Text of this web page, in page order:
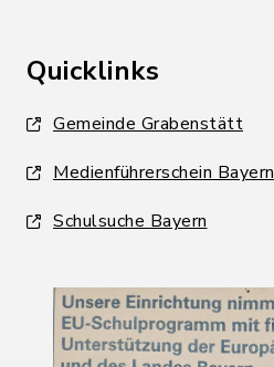
Quicklinks
Gemeinde Grabenstätt
Medienführerschein Bayern
Schulsuche Bayern